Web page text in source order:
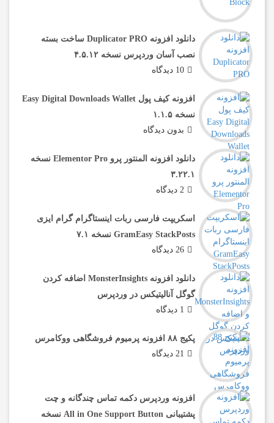
دانلود افزونه Duplicator PRO ساخت بسته
نصب آسان وردپرس نسخه ۴.۵.۱۲
10 دیدگاه
افزونه کیف پول Easy Digital Downloads Wallet
نسخه ۱.۱.۵
بدون دیدگاه
دانلود افزونه المنتور پرو Elementor Pro نسخه
۳.۲۲.۱
2 دیدگاه
اسکریپت فارسی ربات اینستاگرام گرام‌ ایزی
GramEasy StackPosts نسخه ۷.۱
26 دیدگاه
دانلود افزونه MonsterInsights اضافه کردن
گوگل آنالیتیکس در وردپرس
1 دیدگاه
پکیج ۸۸ افزونه پرمیوم فروشگاهی ووکامرس
21 دیدگاه
افزونه وردپرس دکمه تماس چندگانه و چت
پشتیبانی All in One Support Button نسخه